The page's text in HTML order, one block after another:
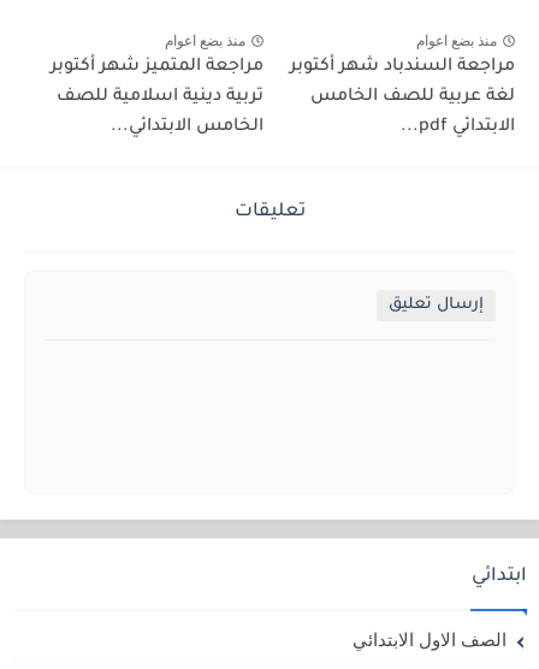
منذ بضع اعوام
مراجعة السندباد شهر أكتوبر
لغة عربية للصف الخامس
الابتدائي pdf...
منذ بضع اعوام
مراجعة المتميز شهر أكتوبر
تربية دينية اسلامية للصف
الخامس الابتدائي...
تعليقات
إرسال تعليق
ابتدائي
الصف الاول الابتدائي